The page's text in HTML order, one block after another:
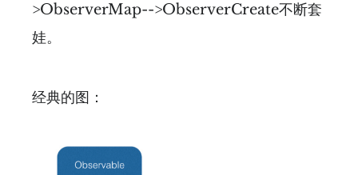
>ObserverMap-->ObserverCreate不断套
娃。
经典的图：